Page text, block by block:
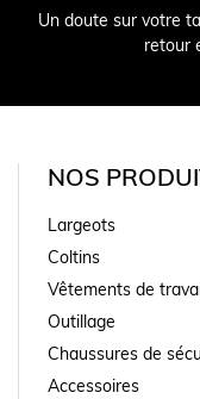
Un doute sur votre
retour
NOS
Largeots
Coltins
Vêtements de
Outillage
Chaussures de
Accessoires